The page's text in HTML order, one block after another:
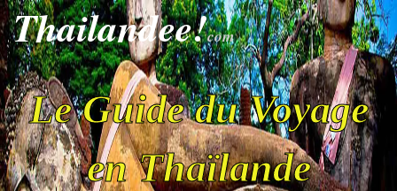
Thailandee!com
Le Guide du Voyage
en Thaïlande